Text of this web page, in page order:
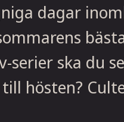
dagar
serier ska du
hösten?